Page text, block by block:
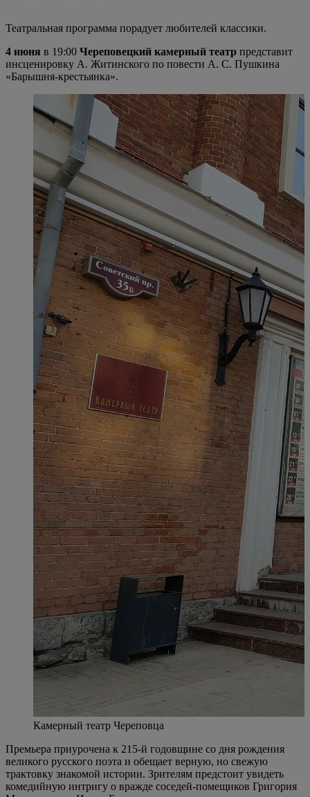
Театральная программа порадует любителей классики.
4 июня в 19:00 Череповецкий камерный театр представит
инсценировку А. Житинского по повести А. С. Пушкина
«Барышня-крестьянка».
Камерный театр Череповца
Премьера приурочена к 215-й годовщине со дня рождения
великого русского поэта и обещает верную, но свежую
трактовку знакомой истории. Зрителям предстоит увидеть
комедийную интригу о вражде соседей-помещиков Григория